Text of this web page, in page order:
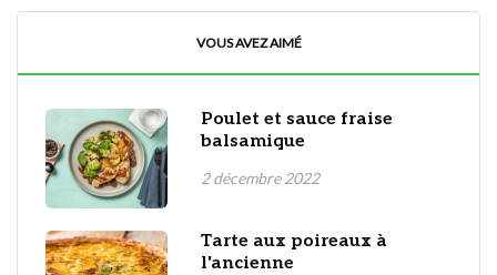
VOUS AVEZ AIMÉ
Poulet et sauce fraise
balsamique
2 décembre 2022
Tarte aux poireaux à
l'ancienne